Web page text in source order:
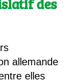
allemande
elles